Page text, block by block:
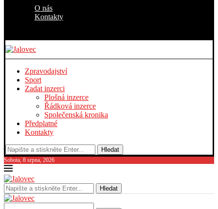
O nás
Kontakty
Zpravodajství
Sport
Zadat inzerci
Plošná inzerce
Řádková inzerce
Společenská kronika
Předplatné
Kontakty
Hledat
Sobota, 8 srpna, 2026
Hledat